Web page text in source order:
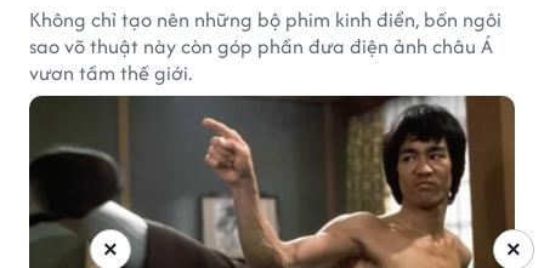
Không chỉ tạo nên những bộ phim kinh điển, bốn ngôi
sao võ thuật này còn góp phần đưa điện ảnh châu Á
vươn tầm thế giới.
×
×